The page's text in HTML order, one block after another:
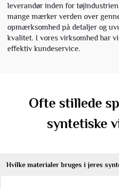
leverandør inden for
mange mærker verden over
opmærksomhed på detaljer og
kvalitet. I vores virksomhed har
effektiv kundeservice.
Ofte stillede
syntetiske
Hvilke materialer bruges i jeres